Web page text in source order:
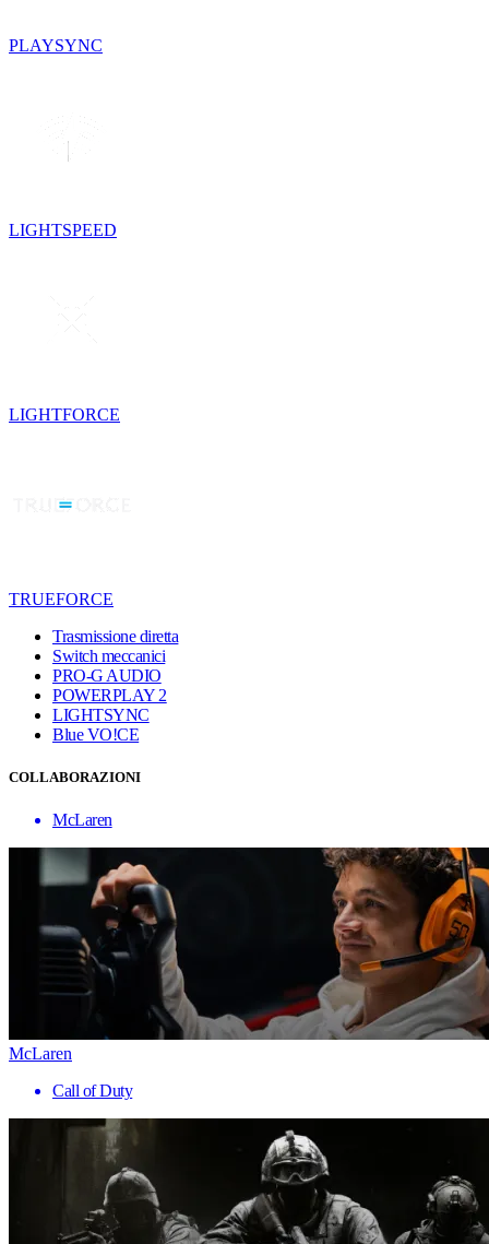
PLAYSYNC
LIGHTSPEED
LIGHTFORCE
TRUEFORCE
Trasmissione diretta
Switch meccanici
PRO-G AUDIO
POWERPLAY 2
LIGHTSYNC
Blue VO!CE
COLLABORAZIONI
McLaren
McLaren
Call of Duty